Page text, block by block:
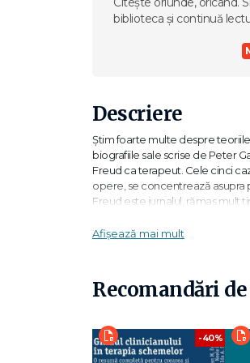
biblioteca și continuă
Descriere
Știm foarte multe despre
biografiile sale scrise de Peter
Freud ca terapeut. Cele cinci
opere, se concentrează asupra
Freud este jurnalul, rămas mult
Tocmai la întrebarea cum lucra
Comentariile autorilor încearcă
contradicții asupra dezvoltării
A fost Freud un „freudian"?
acestei noi cărți fascinante,
Afișează mai mult
Recomandări
-40%